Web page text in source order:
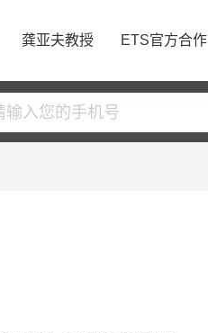
龚亚夫教授 ETS官方合作